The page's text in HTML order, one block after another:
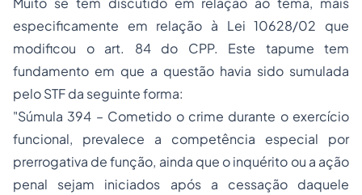
especificamente em relação à Lei 10628/02 que
modificou o art. 84 do CPP. Este tapume tem
fundamento em que a questão havia sido sumulada
pelo STF da seguinte forma:
"Súmula 394 – Cometido o crime durante o exercício
funcional, prevalece a competência especial por
prerrogativa de função, ainda que o inquérito ou a ação
penal sejam iniciados após a cessação daquele